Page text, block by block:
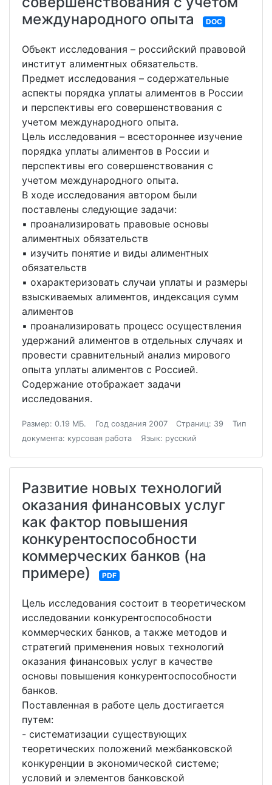
международного опыта
DOC
Объект исследования – российский правовой
институт алиментных обязательств.
Предмет исследования – содержательные
аспекты порядка уплаты алиментов в России
и перспективы его совершенствования с
учетом международного опыта.
Цель исследования – всестороннее изучение
порядка уплаты алиментов в России и
перспективы его совершенствования с
учетом международного опыта.
В ходе исследования автором были
поставлены следующие задачи:
▪ проанализировать правовые основы
алиментных обязательств
▪ изучить понятие и виды алиментных
обязательств
▪ охарактеризовать случаи уплаты и размеры
взыскиваемых алиментов, индексация сумм
алиментов
▪ проанализировать процесс осуществления
удержаний алиментов в отдельных случаях и
провести сравнительный анализ мирового
опыта уплаты алиментов с Россией.
Содержание отображает задачи
исследования.
Размер: 0.19 МБ. Год создания 2007 Страниц: 39
Тип
документа: курсовая работа
Язык: русский
Развитие новых технологий
оказания финансовых услуг
как фактор повышения
конкурентоспособности
коммерческих банков (на
примере)
PDF
Цель исследования состоит в теоретическом
исследовании конкурентоспособности
коммерческих банков, а также методов и
стратегий применения новых технологий
оказания финансовых услуг в качестве
основы повышения конкурентоспособности
банков.
Поставленная в работе цель достигается
путем:
- систематизации существующих
теоретических положений межбанковской
конкуренции в экономической системе;
условий и элементов банковской